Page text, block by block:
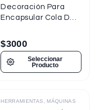
Decoración Para
Encapsular Cola De
$3000
Seleccionar
Producto
HERRAMIENTAS, MÁQUINAS